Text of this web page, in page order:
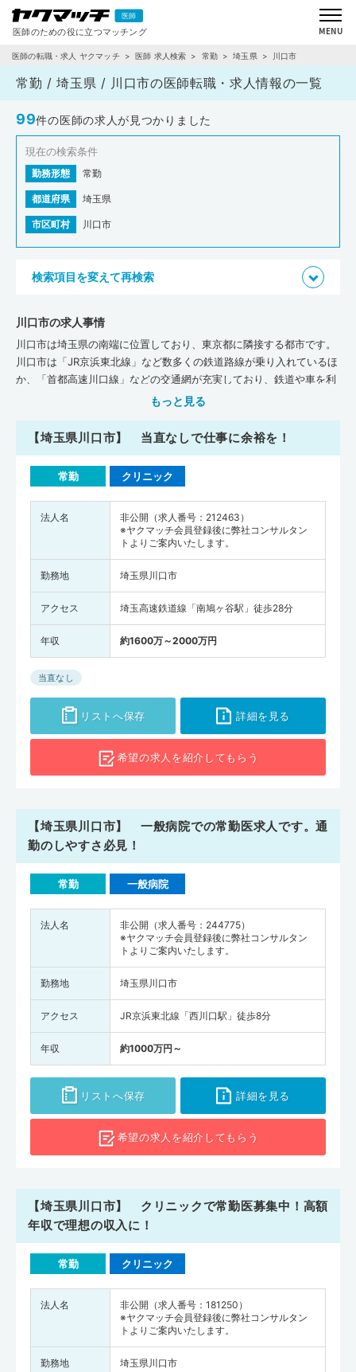
医師の転職・求人 ヤクマッチ 医師 求人検索 常勤 埼玉県 川口市
常勤 / 埼玉県 / 川口市の医師転職・求人情報の一覧
99件の医師の求人が見つかりました
現在の検索条件
勤務形態 常勤
都道府県 埼玉県
市区町村 川口市
検索項目を変えて再検索
川口市の求人事情
川口市は埼玉県の南端に位置しており、東京都に隣接する都市です。
川口市は「JR京浜東北線」など数多くの鉄道路線が乗り入れているほ
か、「首都高速川口線」などの交通網が充実しており、鉄道や車を利
用して近隣都市へのアクセスがしやすいエリアとなっています。一方
ので閑静な住宅街も多い地域です。各エリアにはスーパーやドラッグ
川口市は一般診療所や総合病院が点在しています。総合病院の「川口
市立医療センター」では医師の卒後研修指定病院に認定されるなど、
市内には臨床研修環境もそろっているので、若手医師の方もキャリア
を積んでいきやすいでしょう。日本医師会が公表している『地域医療
情報システムJMAP』のデータによると、平成30年11月時点で、川口
科が286軒、在宅療養支援診療所が32軒、在宅療養支援病院が4軒、
介護施設が744軒となっています。全国平均施設数(人口10万人あた
り)と比べてみると、川口市では､一般診療所・病院・歯科・在宅療養
支援診療所・在宅療養支援病院・介護施設の数が全国平均を下まわっ
ている状況です。病床数（人口10万人あたり）も、一般診療所・病院
の病床数ともに川口市が全国平均を下まわっています。また厚生労働
省が調査・発表した『医師・歯科医師・薬剤師統計の概況（平成30
327,210人)でした。川口市の医師の人数を人口10万人あたりに換算す
救急医療機関の役割を明確にし、市民が医療機関を適切に利用できる
もっと見る
【埼玉県川口市】 当直なしで仕事に余裕を！
常勤 クリニック
法人名
非公開（求人番号：212463）
※ヤクマッチ会員登録後に弊社コンサルタン
トよりご案内いたします。
勤務地 埼玉県川口市
アクセス 埼玉高速鉄道線「南鳩ヶ谷駅」徒歩28分
年収 約1600万～2000万円
当直なし
リストへ保存 詳細を見る
希望の求人を紹介してもらう
【埼玉県川口市】 一般病院での常勤医求人です。通
勤のしやすさ必見！
常勤 一般病院
法人名
非公開（求人番号：244775）
※ヤクマッチ会員登録後に弊社コンサルタン
トよりご案内いたします。
勤務地 埼玉県川口市
アクセス JR京浜東北線「西川口駅」徒歩8分
年収 約1000万円～
リストへ保存 詳細を見る
希望の求人を紹介してもらう
【埼玉県川口市】 クリニックで常勤医募集中！高額
年収で理想の収入に！
常勤 クリニック
法人名
非公開（求人番号：181250）
※ヤクマッチ会員登録後に弊社コンサルタン
トよりご案内いたします。
勤務地 埼玉県川口市